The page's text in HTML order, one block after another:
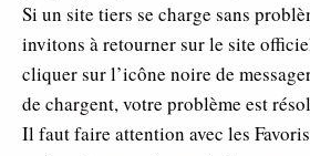
Si un site tiers se charge sans
invitons à retourner sur le site
cliquer sur l’icône noire de
de chargent, votre problème est
Il faut faire attention avec les